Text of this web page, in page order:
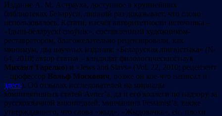
Издание А. М. Астрауха, доступное в крупнейших
библиотеках Беларуси, лишний раз доказывает, что слово
использовалось. Кстати, насчёт авторитетности источника –
«Ідыш-беларускі слоўнік», составленный художником-
реставратором, благожелательно рецензировали, как
минимум, два научных издания: «Беларуская лінгвістыка» (№
64, 2010; автор статьи – кандидат филологических наук
Михаил Тарелко) и «Jews and Slavs» (Vol. 22, 2010; рецензент
– профессор Вольф Москович, позже он кое-что написал и
здесь). Об отзывах исследователей на мириады
компилятивных статей Avner’a, да и его коллеги по надзору за
русскоязычной википедией, минчанина Pessimist’a, также
утверждавшего, что слова «жыд», «Жыдовачка», etc. плохи